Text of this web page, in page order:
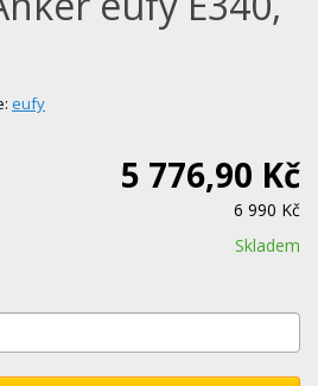
eufy
5 776,90 Kč
6 990 Kč
Skladem